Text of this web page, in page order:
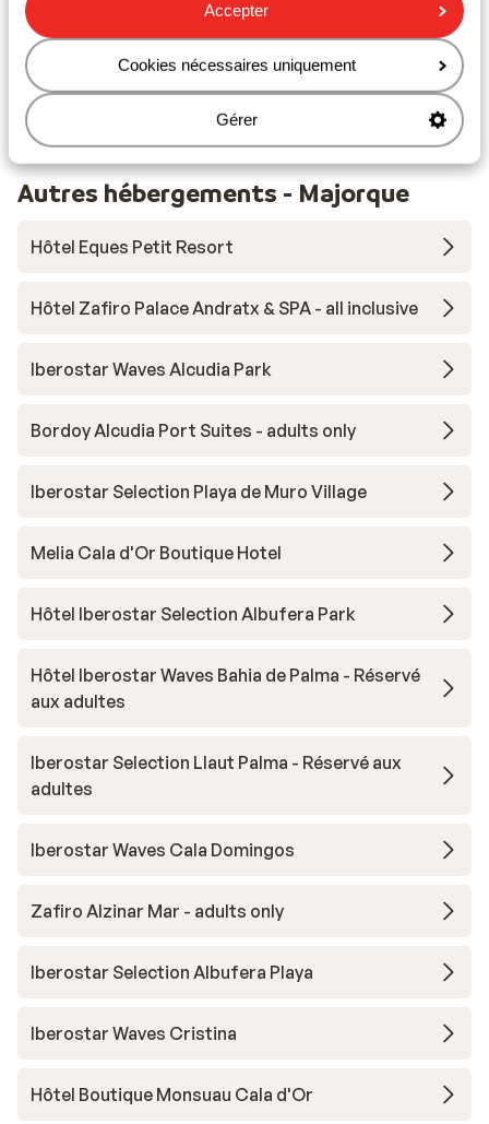
Accepter
Cookies nécessaires uniquement
Gérer
Distance au restaurant le plus proche environ 100
Distance à la pharmacie la plus proche environ 300
Autres hébergements - Majorque
Hôtel Eques Petit Resort
Hôtel Zafiro Palace Andratx & SPA - all inclusive
Iberostar Waves Alcudia Park
Bordoy Alcudia Port Suites - adults only
Iberostar Selection Playa de Muro Village
Melia Cala d'Or Boutique Hotel
Hôtel Iberostar Selection Albufera Park
Hôtel Iberostar Waves Bahia de Palma - Réservé
aux adultes
Iberostar Selection Llaut Palma - Réservé aux
adultes
Iberostar Waves Cala Domingos
Zafiro Alzinar Mar - adults only
Iberostar Selection Albufera Playa
Iberostar Waves Cristina
Hôtel Boutique Monsuau Cala d'Or